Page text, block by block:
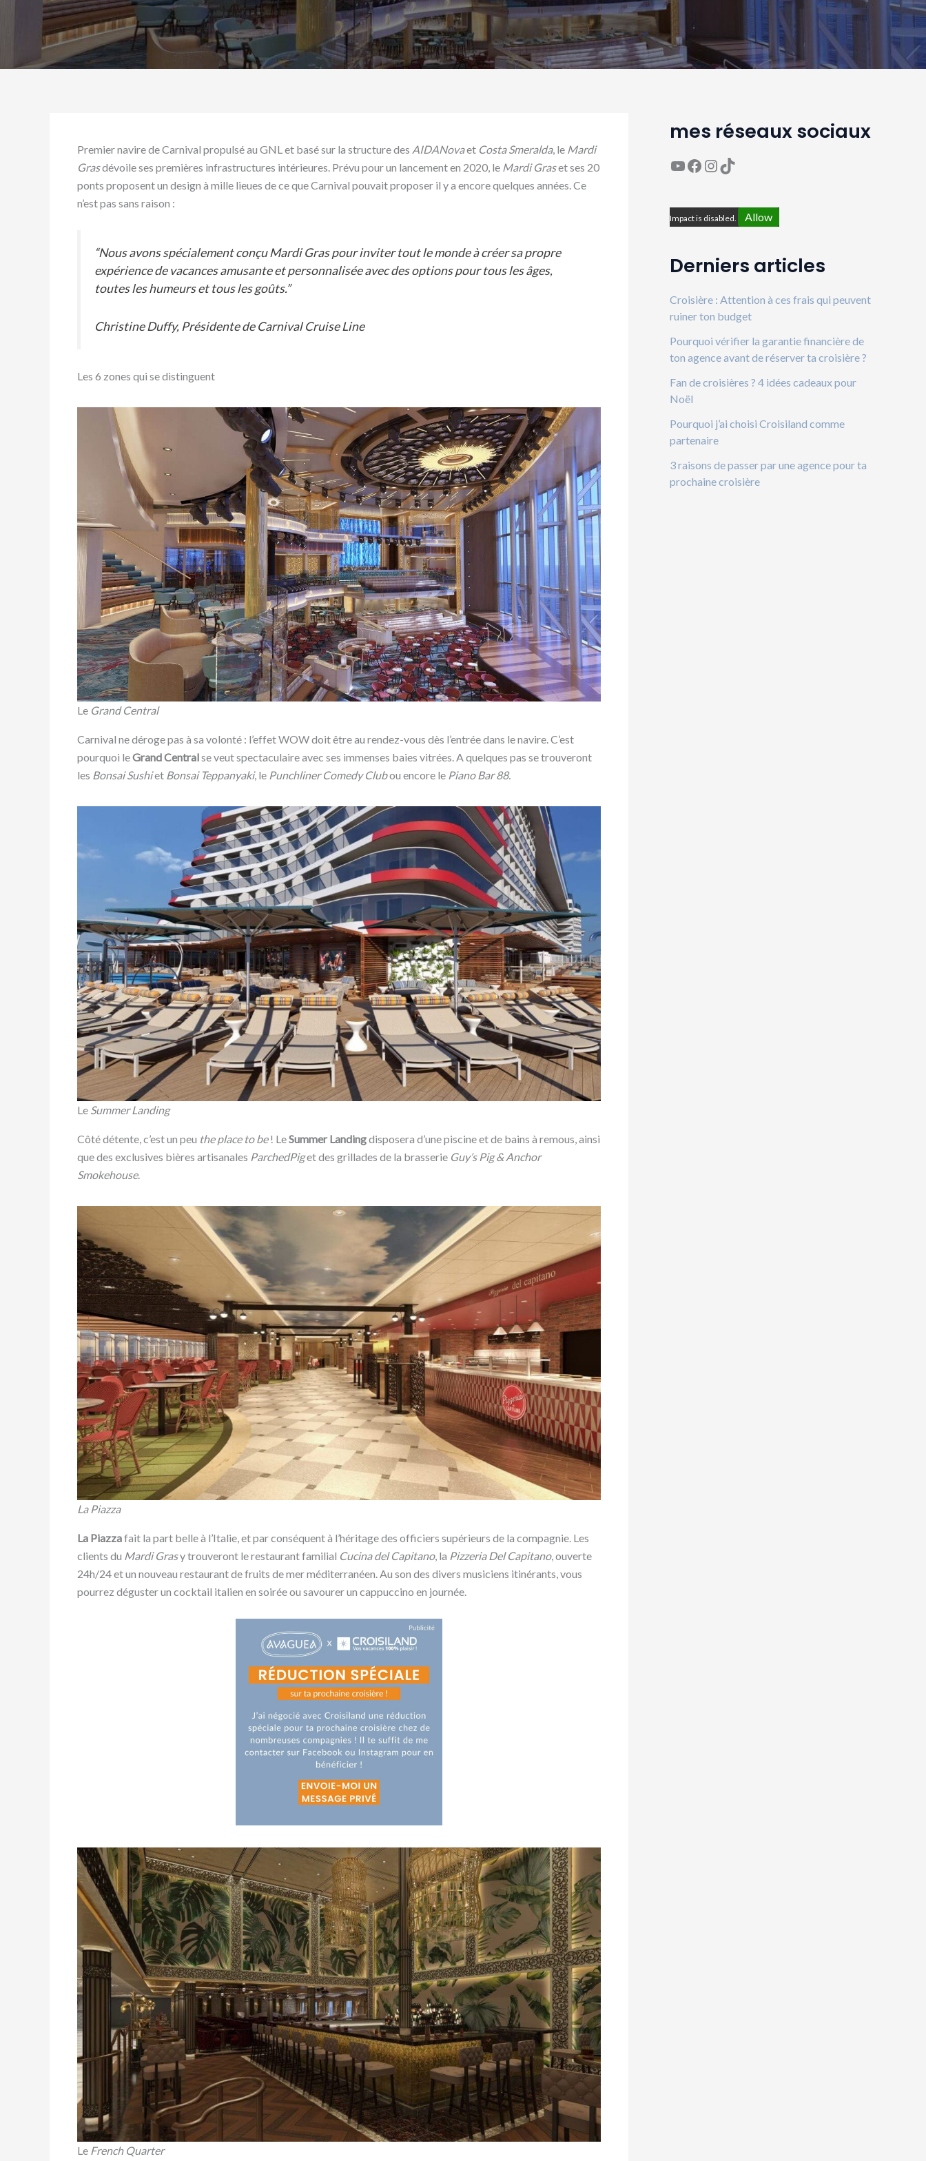
Premier navire de Carnival propulsé au GNL et basé sur la structure des AIDANovaet Costa Smeralda, le Mardi
Grasdévoile ses premières infrastructures intérieures. Prévu pour un lancement en 2020, le Mardi Graset ses 20
ponts proposent un design à mille lieues de ce que Carnival pouvait proposer il y a encore quelques années. Ce
n’est pas sans raison :
“Nous avons spécialement conçu Mardi Gras pour inviter tout le monde à créer sa propre
expérience de vacances amusante et personnalisée avec des options pour tous les âges,
toutes les humeurs et tous les goûts.”
Christine Duffy, Présidente de Carnival Cruise Line
Les 6 zones qui se distinguent
Le Grand Central
Carnival ne déroge pas à sa volonté : l’effet WOW doit être au rendez-vous dès l’entrée dans le navire. C’est
pourquoi leGrand Centralse veut spectaculaire avec ses immenses baies vitrées. A quelques pas se trouveront
les Bonsai Sushiet Bonsai Teppanyaki, le Punchliner Comedy Clubou encore le Piano Bar 88.
Le Summer Landing
Côté détente, c’est un peu the place to be! LeSummer Landingdisposera d’une piscine et de bains à remous, ainsi
que des exclusives bières artisanales ParchedPiget des grillades de la brasserie Guy’s Pig & Anchor
Smokehouse.
La Piazza
La Piazzafait la part belle à l’Italie, et par conséquent à l’héritage des officiers supérieurs de la compagnie. Les
clients du Mardi Grasy trouveront le restaurant familial Cucina del Capitano, la Pizzeria Del Capitano, ouverte
24h/24 et un nouveau restaurant de fruits de mer méditerranéen. Au son des divers musiciens itinérants, vous
pourrez déguster un cocktail italien en soirée ou savourer un cappuccino en journée.
Le French Quarter
mes réseaux sociaux
YouTube Page Facebook Avaguea Compte Instagram Avaguea Compte TikTok Avaguea
Impact is disabled. Allow
Derniers articles
Croisière : Attention à ces frais qui peuvent
ruiner ton budget
Pourquoi vérifier la garantie financière de
ton agence avant de réserver ta croisière ?
Fan de croisières ? 4 idées cadeaux pour
Noël
Pourquoi j’ai choisi Croisiland comme
partenaire
3 raisons de passer par une agence pour ta
prochaine croisière